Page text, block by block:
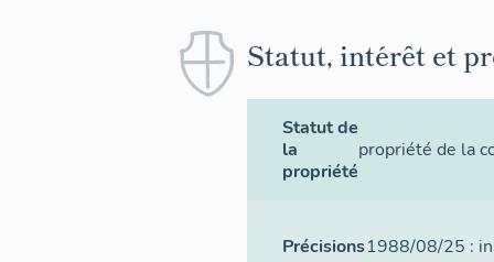
Statut, intérêt et
Statut de
la
propriété
propriété de la
Précisions1988/08/25 :